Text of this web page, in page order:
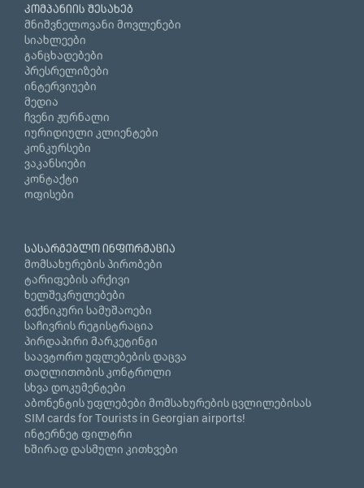
კომპანიის შესახებ
მნიშვნელოვანი მოვლენები
სიახლეები
განცხადებები
პრესრელიზები
ინტერვიუები
მედია
ჩვენი ჟურნალი
იურიდიული კლიენტები
კონკურსები
ვაკანსიები
კონტაქტი
ოფისები
სასარგებლო ინფორმაცია
მომსახურების პირობები
ტარიფების არქივი
ხელშეკრულებები
ტექნიკური სამუშაოები
საჩივრის რეგისტრაცია
პირდაპირი მარკეტინგი
საავტორო უფლებების დაცვა
თაღლითობის კონტროლი
სხვა დოკუმენტები
აბონენტის უფლებები მომსახურების ცვლილებისას
SIM cards for Tourists in Georgian airports!
ინტერნეტ ფილტრი
ხშირად დასმული კითხვები